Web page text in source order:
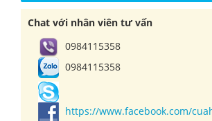
Chat với nhân viên tư vấn
0984115358
0984115358
https://www.facebook.com/